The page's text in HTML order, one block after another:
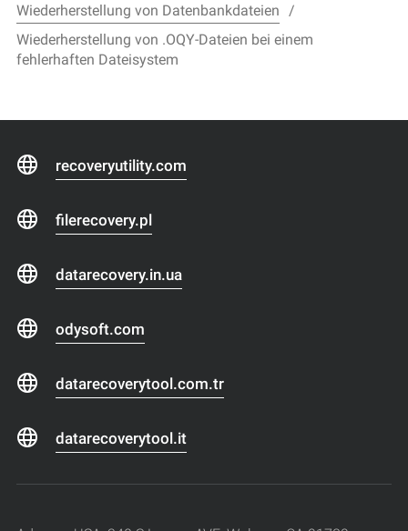
Wiederherstellung von Datenbankdateien
Wiederherstellung von .OQY-Dateien bei einem
fehlerhaften Dateisystem
recoveryutility.com
filerecovery.pl
datarecovery.in.ua
odysoft.com
datarecoverytool.com.tr
datarecoverytool.it